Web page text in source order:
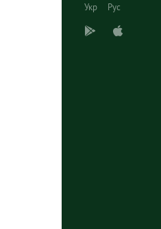
Укр
Рус